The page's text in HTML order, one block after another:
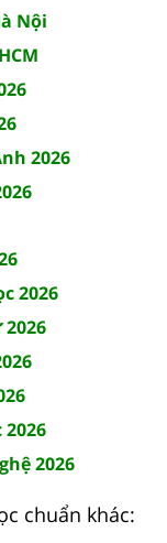
Nội
2026
2026
2026
chuẩn khác: